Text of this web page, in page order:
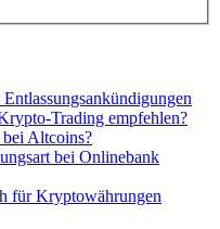
Trading empfehlen?
Altcoins?
bei Onlinebank
für Kryptowährungen